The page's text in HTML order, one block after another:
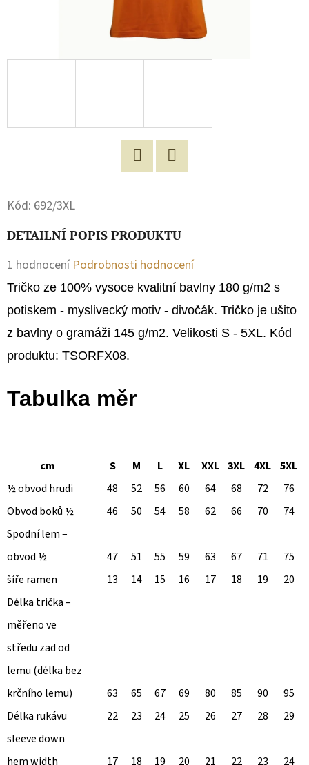
Kód: 692/3XL
DETAILNÍ POPIS PRODUKTU
Průměrné
hodnocení
produktu
je
1,0
1 hodnocení Podrobnosti hodnocení
Tričko ze 100% vysoce kvalitní bavlny 180 g/m2 s
potiskem - myslivecký motiv - divočák. Tričko je ušito
z bavlny o gramáži 145 g/m2. Velikosti S - 5XL. Kód
produktu: TSORFX08.
Tabulka měr
cm S M L XL XXL 3XL 4XL 5XL
½ obvod hrudi
48 52 56 60 64 68 72
76
Obvod boků ½
46 50 54 58 62 66 70
74
Spodní lem –
obvod ½
47 51 55 59 63 67 71
75
šíře ramen
13 14 15 16 17 18 19
20
Délka trička –
měřeno ve
středu zad od
lemu (délka bez
krčního lemu)
63 65 67 69 80 85 90
95
Délka rukávu
22 23 24 25 26 27 28
29
sleeve down
hem width
17 18 19 20 21 22 23 24
O
P
O
U
Č
U
J
E
M
850
Kč
Původně:
1
090
Kč